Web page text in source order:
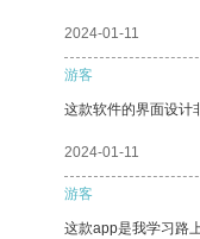
2024-01-11
游客
这款软件的界面设计
2024-01-11
游客
这款app是我学习路